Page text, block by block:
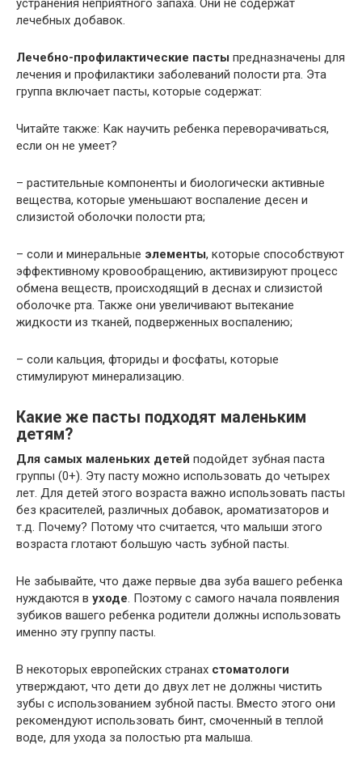
устранения неприятного запаха. Они не содержат
лечебных добавок.
Лечебно-профилактические пасты предназначены для
лечения и профилактики заболеваний полости рта. Эта
группа включает пасты, которые содержат:
Читайте также: Как научить ребенка переворачиваться,
если он не умеет?
– растительные компоненты и биологически активные
вещества, которые уменьшают воспаление десен и
слизистой оболочки полости рта;
– соли и минеральные элементы, которые способствуют
эффективному кровообращению, активизируют процесс
обмена веществ, происходящий в деснах и слизистой
оболочке рта. Также они увеличивают вытекание
жидкости из тканей, подверженных воспалению;
– соли кальция, фториды и фосфаты, которые
стимулируют минерализацию.
Какие же пасты подходят маленьким
детям?
Для самых маленьких детей подойдет зубная паста
группы (0+). Эту пасту можно использовать до четырех
лет. Для детей этого возраста важно использовать пасты
без красителей, различных добавок, ароматизаторов и
т.д. Почему? Потому что считается, что малыши этого
возраста глотают большую часть зубной пасты.
Не забывайте, что даже первые два зуба вашего ребенка
нуждаются в уходе. Поэтому с самого начала появления
зубиков вашего ребенка родители должны использовать
именно эту группу пасты.
В некоторых европейских странах стоматологи
утверждают, что дети до двух лет не должны чистить
зубы с использованием зубной пасты. Вместо этого они
рекомендуют использовать бинт, смоченный в теплой
воде, для ухода за полостью рта малыша.